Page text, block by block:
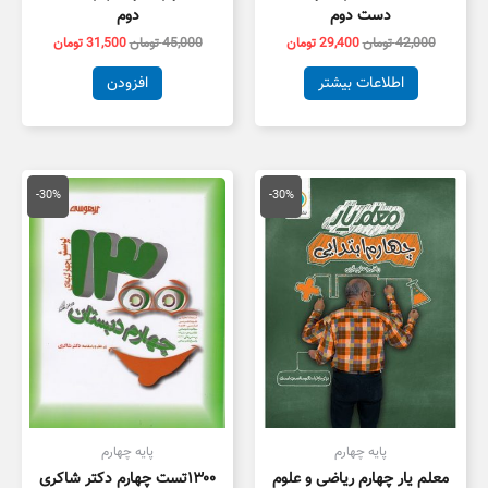
دست دوم
42,000تومان29,400تومان
اطلاعات بیشتر
دوم
45,000تومان31,500تومان
افزودن
-30%
پایه چهارم
معلم یار چهارم ریاضی و علوم
قیمت
اصلی
12,000 تومان
بود.
قیمت
فعلی
-30%
پایه چهارم
۱۳۰۰تست چهارم دکتر شاکری
قیمت
اصلی
30,000 تومان
بود.
قیمت
فعلی